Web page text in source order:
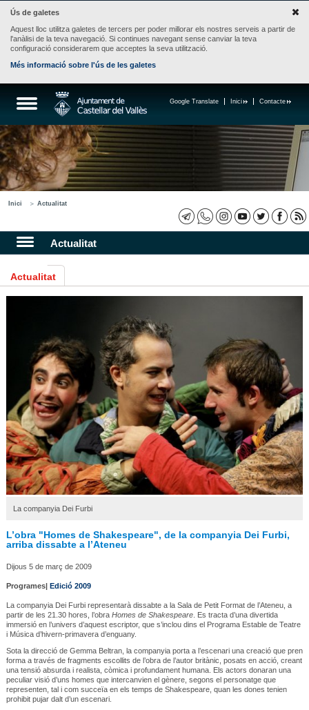
Ús de galetes
Aquest lloc utilitza galetes de tercers per poder millorar els nostres serveis a partir de
l'anàlisi de la teva navegació. Si continues navegant sense canviar la teva
configuració considerarem que acceptes la seva utilització.
Més informació sobre l'ús de les galetes
Contacte
Inici
Google Translate
Inici Actualitat
Actualitat
Actualitat
La companyia Dei Furbi
L’obra "Homes de Shakespeare", de la companyia Dei Furbi,
arriba dissabte a l’Ateneu
Dijous 5 de març de 2009
Programes| Edició 2009
La companyia Dei Furbi representarà dissabte a la Sala de Petit Format de l’Ateneu, a
partir de les 21.30 hores, l’obra Homes de Shakespeare. Es tracta d’una divertida
immersió en l’univers d’aquest escriptor, que s’inclou dins el Programa Estable de Teatre
i Música d’hivern-primavera d’enguany.
Sota la direcció de Gemma Beltran, la companyia porta a l’escenari una creació que pren
forma a través de fragments escollits de l’obra de l’autor britànic, posats en acció, creant
una tensió absurda i realista, còmica i profundament humana. Els actors donaran una
peculiar visió d’uns homes que intercanvien el gènere, segons el personatge que
representen, tal i com succeïa en els temps de Shakespeare, quan les dones tenien
prohibit pujar dalt d’un escenari.